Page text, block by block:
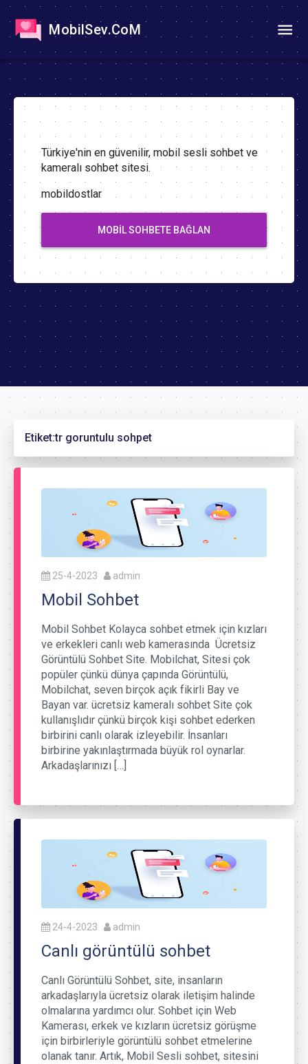
MobilSev.CoM
Türkiye'nin en güvenilir, mobil sesli sohbet ve
kameralı sohbet sitesi.
mobildostlar
MOBIL SOHBETE BAĞLAN
Etiket:tr goruntulu sohpet
25-4-2023 admin
Mobil Sohbet
Mobil Sohbet Kolayca sohbet etmek için kızları
ve erkekleri canlı web kamerasında Ücretsiz
Görüntülü Sohbet Site. Mobilchat, Sitesi çok
popüler çünkü dünya çapında Görüntülü,
Mobilchat, seven birçok açık fikirli Bay ve
Bayan var. ücretsiz kameralı sohbet Site çok
kullanışlıdır çünkü birçok kişi sohbet ederken
birbirini canlı olarak izleyebilir. İnsanları
birbirine yakınlaştırmada büyük rol oynarlar.
Arkadaşlarınızı […]
24-4-2023 admin
Canlı görüntülü sohbet
Canlı Görüntülü Sohbet, site, insanların
arkadaşlarıyla ücretsiz olarak iletişim halinde
olmalarına yardımcı olur. Sohbet için Web
Kamerası, erkek ve kızların ücretsiz görüşme
için birbirleriyle görüntülü sohbet etmelerine
olanak tanır. Artık, Mobil Sesli sohbet, sitesini